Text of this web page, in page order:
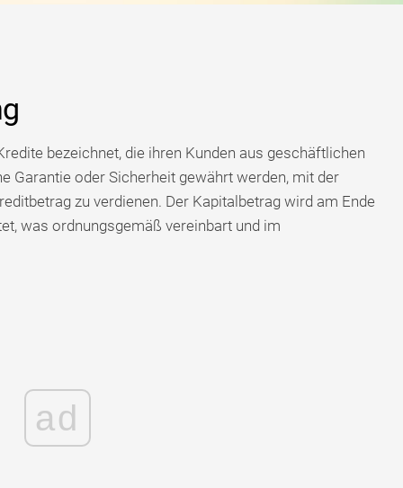
bezeichnet, die ihren Kunden aus geschäftlichen
Garantie oder Sicherheit gewährt werden, mit der
zu verdienen. Der Kapitalbetrag wird am Ende
was ordnungsgemäß vereinbart und im
ad